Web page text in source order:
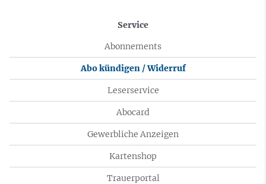
Service
Abonnements
Abo kündigen / Widerruf
Leserservice
Abocard
Gewerbliche Anzeigen
Kartenshop
Trauerportal